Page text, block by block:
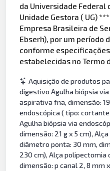
da Universidade Federal
Unidade Gestora ( UG)
Empresa Brasileira de
Ebserh), por um período
conforme
estabelecidas no Termo
Aquisição de produtos
digestivo Agulha biópsia
aspirativa fna, dimensão:
endoscópica ( tipo:
Agulha biópsia via
dimensão: 21 g x 5 cm),
diâmetro ponta: 30 mm,
230 cm), Alça polipectomia
dimensão: p canal 2, 8 mm